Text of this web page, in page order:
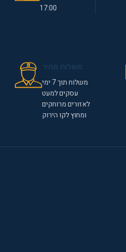
17:00
משלוח תוך 7 ימי
עסקים למעט
לאזורים מרוחקים
ומחוץ לקו הירוק